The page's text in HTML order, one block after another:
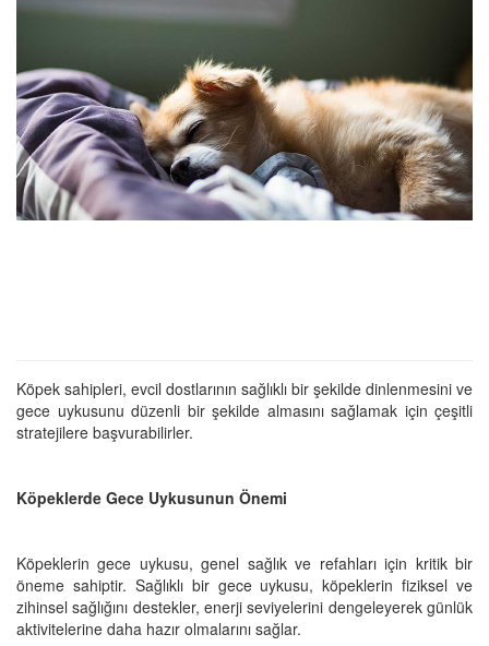
Köpek sahipleri, evcil dostlarının sağlıklı bir şekilde dinlenmesini ve
gece uykusunu düzenli bir şekilde almasını sağlamak için çeşitli
stratejilere başvurabilirler.
Köpeklerde Gece Uykusunun Önemi
Köpeklerin gece uykusu, genel sağlık ve refahları için kritik bir
öneme sahiptir. Sağlıklı bir gece uykusu, köpeklerin fiziksel ve
zihinsel sağlığını destekler, enerji seviyelerini dengeleyerek günlük
aktivitelerine daha hazır olmalarını sağlar.